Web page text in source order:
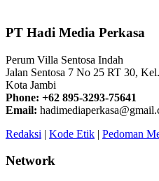
PT Hadi Media Perkasa
Perum Villa Sentosa Indah
Jalan Sentosa 7 No 25 RT 30,
Kota Jambi
Phone: +62 895-3293-75641
Email:
Redaksi | Kode Etik | Pedoman
Network